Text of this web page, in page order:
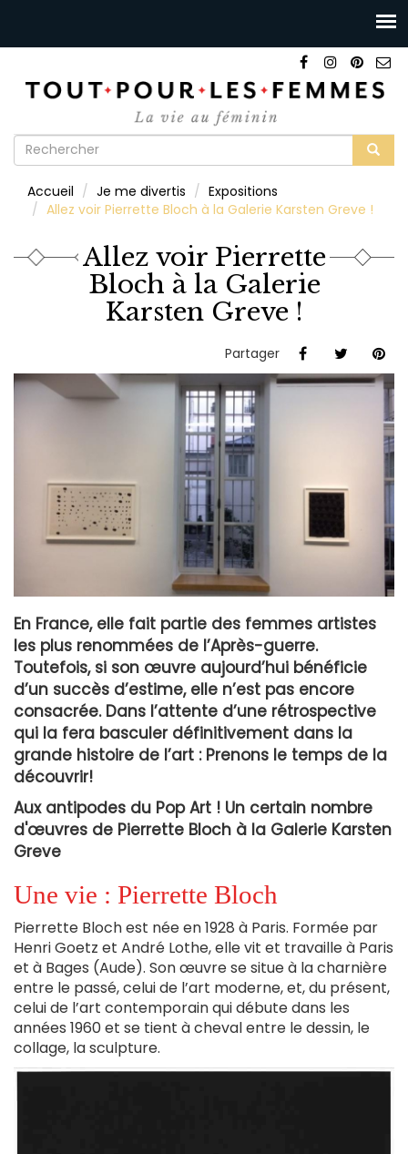
Formulaire
recherche
Accueil Je me divertis
Expositions
Allez voir Pierrette Bloch à la Galerie Karsten Greve !
Allez voir Pierrette
Bloch à la Galerie
Karsten Greve !
Partager
En France, elle fait partie des femmes artistes
les plus renommées de l’Après-guerre.
Toutefois, si son œuvre aujourd’hui bénéficie
d’un succès d’estime, elle n’est pas encore
consacrée. Dans l’attente d’une rétrospective
qui la fera basculer définitivement dans la
grande histoire de l’art : Prenons le temps de la
découvrir!
Aux antipodes du Pop Art ! Un certain nombre
d'œuvres de Pierrette Bloch à la Galerie Karsten
Greve
Une vie : Pierrette Bloch
Pierrette Bloch est née en 1928 à Paris. Formée par
Henri Goetz et André Lothe, elle vit et travaille à Paris
et à Bages (Aude). Son œuvre se situe à la charnière
entre le passé, celui de l’art moderne, et, du présent,
celui de l’art contemporain qui débute dans les
années 1960 et se tient à cheval entre le dessin, le
collage, la sculpture.